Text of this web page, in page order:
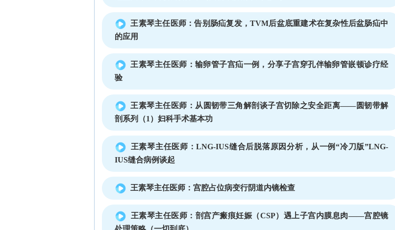
王素琴主任医师：告别肠疝复发，TVM后盆底重建术在复杂性后盆肠疝中
的应用
王素琴主任医师：输卵管子宫疝一例，分享子宫穿孔伴输卵管嵌顿诊疗经
验
王素琴主任医师：从圆韧带三角解剖谈子宫切除之安全距离——圆韧带解
剖系列（1）妇科手术基本功
王素琴主任医师：LNG-IUS缝合后脱落原因分析，从一例“冷刀版”LNG-
IUS缝合病例谈起
王素琴主任医师：宫腔占位病变行阴道内镜检查
王素琴主任医师：剖宫产瘢痕妊娠（CSP）遇上子宫内膜息肉——宫腔镜